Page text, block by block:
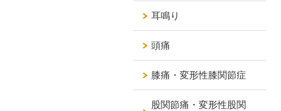
耳鳴り
頭痛
膝痛・変形性膝関節症
股関節痛・変形性股関